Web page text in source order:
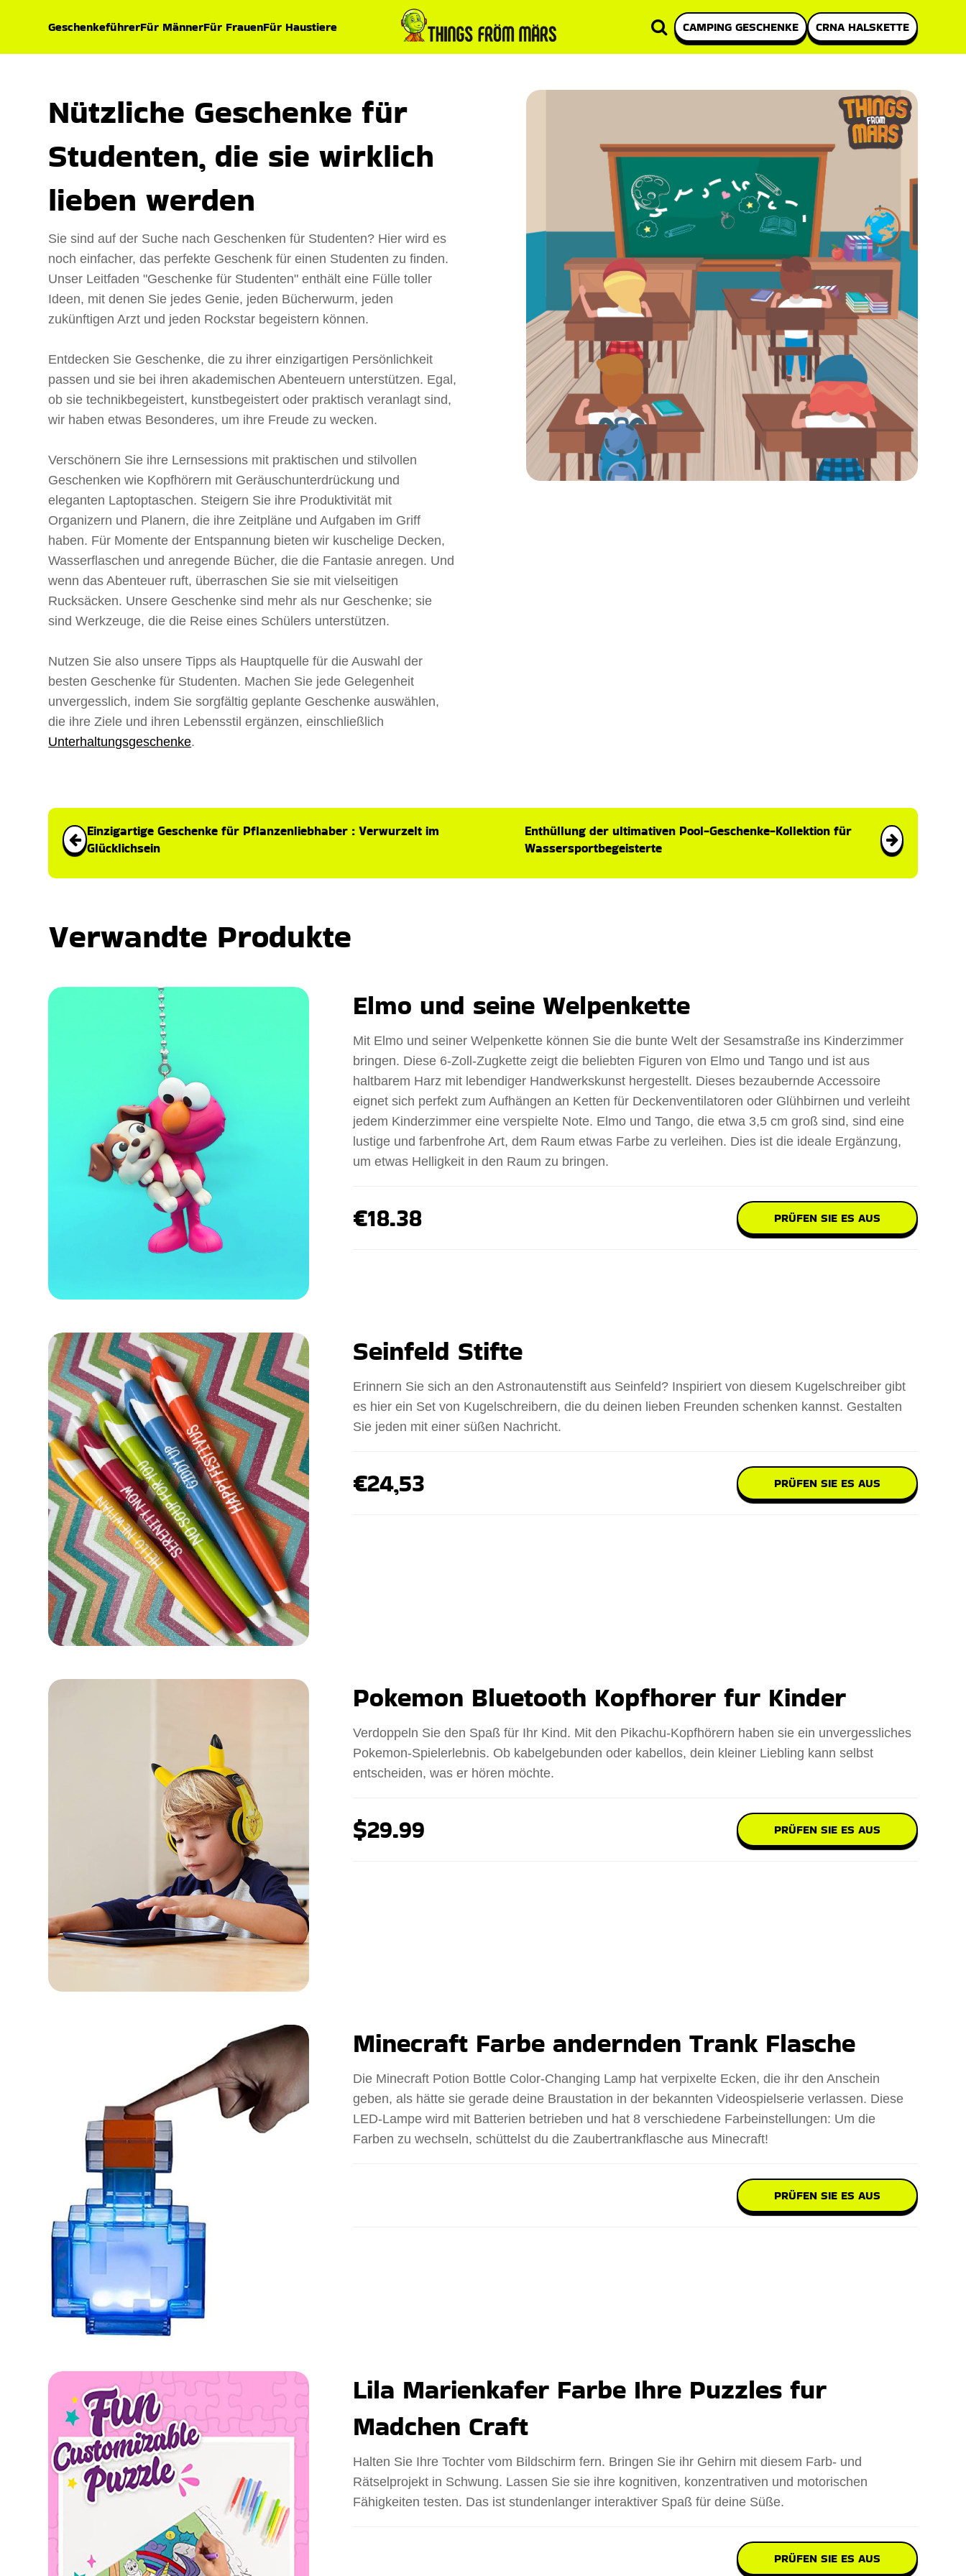
GeschenkeführerFür MännerFür FrauenFür Haustiere CAMPING GESCHENKE CRNA HALSKETTE
Nützliche Geschenke für
Studenten, die sie wirklich
lieben werden
Sie sind auf der Suche nach Geschenken für Studenten? Hier wird es
noch einfacher, das perfekte Geschenk für einen Studenten zu finden.
Unser Leitfaden "Geschenke für Studenten" enthält eine Fülle toller
Ideen, mit denen Sie jedes Genie, jeden Bücherwurm, jeden
zukünftigen Arzt und jeden Rockstar begeistern können.
Entdecken Sie Geschenke, die zu ihrer einzigartigen Persönlichkeit
passen und sie bei ihren akademischen Abenteuern unterstützen. Egal,
ob sie technikbegeistert, kunstbegeistert oder praktisch veranlagt sind,
wir haben etwas Besonderes, um ihre Freude zu wecken.
Verschönern Sie ihre Lernsessions mit praktischen und stilvollen
Geschenken wie Kopfhörern mit Geräuschunterdrückung und
eleganten Laptoptaschen. Steigern Sie ihre Produktivität mit
Organizern und Planern, die ihre Zeitpläne und Aufgaben im Griff
haben. Für Momente der Entspannung bieten wir kuschelige Decken,
Wasserflaschen und anregende Bücher, die die Fantasie anregen. Und
wenn das Abenteuer ruft, überraschen Sie sie mit vielseitigen
Rucksäcken. Unsere Geschenke sind mehr als nur Geschenke; sie
sind Werkzeuge, die die Reise eines Schülers unterstützen.
Nutzen Sie also unsere Tipps als Hauptquelle für die Auswahl der
besten Geschenke für Studenten. Machen Sie jede Gelegenheit
unvergesslich, indem Sie sorgfältig geplante Geschenke auswählen,
die ihre Ziele und ihren Lebensstil ergänzen, einschließlich
Unterhaltungsgeschenke.
Einzigartige Geschenke für Pflanzenliebhaber : Verwurzelt im
Glücklichsein
Enthüllung der ultimativen Pool-Geschenke-Kollektion für
Wassersportbegeisterte
Verwandte Produkte
Elmo und seine Welpenkette
Mit Elmo und seiner Welpenkette können Sie die bunte Welt der Sesamstraße ins Kinderzimmer
bringen. Diese 6-Zoll-Zugkette zeigt die beliebten Figuren von Elmo und Tango und ist aus
haltbarem Harz mit lebendiger Handwerkskunst hergestellt. Dieses bezaubernde Accessoire
eignet sich perfekt zum Aufhängen an Ketten für Deckenventilatoren oder Glühbirnen und verleiht
jedem Kinderzimmer eine verspielte Note. Elmo und Tango, die etwa 3,5 cm groß sind, sind eine
lustige und farbenfrohe Art, dem Raum etwas Farbe zu verleihen. Dies ist die ideale Ergänzung,
um etwas Helligkeit in den Raum zu bringen.
€18.38 PRÜFEN SIE ES AUS
Seinfeld Stifte
Erinnern Sie sich an den Astronautenstift aus Seinfeld? Inspiriert von diesem Kugelschreiber gibt
es hier ein Set von Kugelschreibern, die du deinen lieben Freunden schenken kannst. Gestalten
Sie jeden mit einer süßen Nachricht.
€24,53 PRÜFEN SIE ES AUS
Pokemon Bluetooth Kopfhorer fur Kinder
Verdoppeln Sie den Spaß für Ihr Kind. Mit den Pikachu-Kopfhörern haben sie ein unvergessliches
Pokemon-Spielerlebnis. Ob kabelgebunden oder kabellos, dein kleiner Liebling kann selbst
entscheiden, was er hören möchte.
$29.99 PRÜFEN SIE ES AUS
Minecraft Farbe andernden Trank Flasche
Die Minecraft Potion Bottle Color-Changing Lamp hat verpixelte Ecken, die ihr den Anschein
geben, als hätte sie gerade deine Braustation in der bekannten Videospielserie verlassen. Diese
LED-Lampe wird mit Batterien betrieben und hat 8 verschiedene Farbeinstellungen: Um die
Farben zu wechseln, schüttelst du die Zaubertrankflasche aus Minecraft!
PRÜFEN SIE ES AUS
Lila Marienkafer Farbe Ihre Puzzles fur
Madchen Craft
Halten Sie Ihre Tochter vom Bildschirm fern. Bringen Sie ihr Gehirn mit diesem Farb- und
Rätselprojekt in Schwung. Lassen Sie sie ihre kognitiven, konzentrativen und motorischen
Fähigkeiten testen. Das ist stundenlanger interaktiver Spaß für deine Süße.
PRÜFEN SIE ES AUS